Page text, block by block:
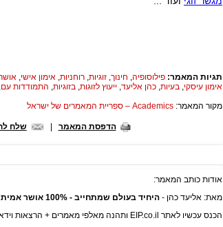
תגיות המאמר: פילוסופיה, חינוך, זוגיות, רוחניות, אימון אישי,
אימון עיסקי, בעיות, כהן אליעד, ייעוץ לזוגות, בזוגיות, התמודדות עם,
מקור המאמר: Academics – ספריית המאמרים של ישראל
הדפסת המאמר שלח
אודות כותב המאמר:
מאת: אליעד כהן - היחיד בעולם שמתחייב - 100% אושר אמיתי בשלמות מוחלטת בכל תחומי החיים - נסו ותראו!
הכנס עכשיו לאתר EIP.co.il ותהנה מאלפי מאמרים + הרצאות וידאו על כל נושאי החיים בכלל, ועל האושר שלך בפרט ...